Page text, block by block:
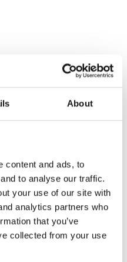
About
content and ads, to
to analyse our traffic.
your use of our site with
analytics partners who
that you’ve
collected from your use
Pompon et Étoile